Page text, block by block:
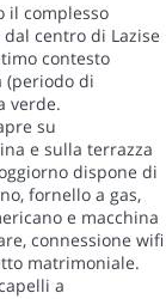
il complesso
centro di Lazise
contesto
(periodo di
verde.
su
e sulla terrazza
dispone di
fornello a gas,
e macchina
connessione wifi
matrimoniale.
a